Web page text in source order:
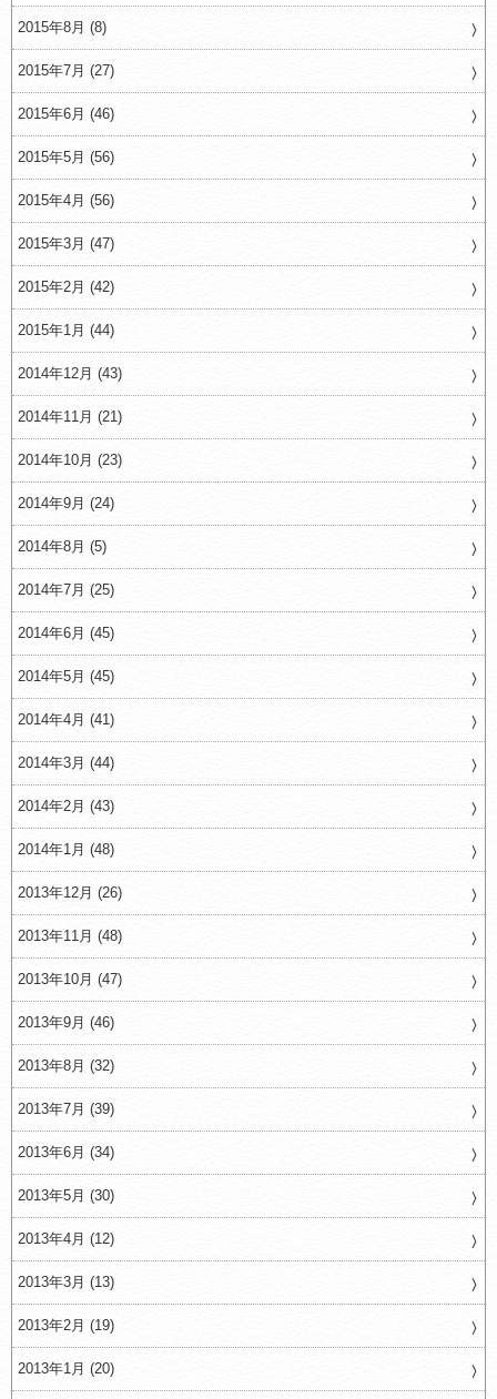
2015年8月 (8)
2015年7月 (27)
2015年6月 (46)
2015年5月 (56)
2015年4月 (56)
2015年3月 (47)
2015年2月 (42)
2015年1月 (44)
2014年12月 (43)
2014年11月 (21)
2014年10月 (23)
2014年9月 (24)
2014年8月 (5)
2014年7月 (25)
2014年6月 (45)
2014年5月 (45)
2014年4月 (41)
2014年3月 (44)
2014年2月 (43)
2014年1月 (48)
2013年12月 (26)
2013年11月 (48)
2013年10月 (47)
2013年9月 (46)
2013年8月 (32)
2013年7月 (39)
2013年6月 (34)
2013年5月 (30)
2013年4月 (12)
2013年3月 (13)
2013年2月 (19)
2013年1月 (20)